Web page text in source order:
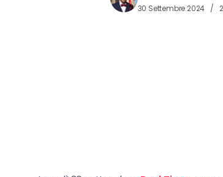
30 Settembre 2024